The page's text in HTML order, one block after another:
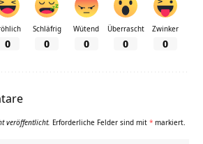
0
Schläfrig
0
Wütend
0
Überrascht
0
Zwinker
0
veröffentlicht. Erforderliche Felder sind mit * markiert.